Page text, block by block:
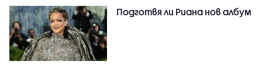
Подготвя ли Риана нов албум